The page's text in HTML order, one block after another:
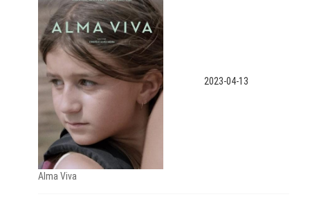
Alma Viva
2023-04-13